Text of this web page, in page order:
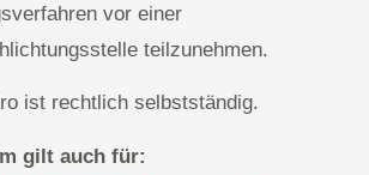
vor einer
teilzunehmen.
ist rechtlich selbstständig.
gilt auch für: